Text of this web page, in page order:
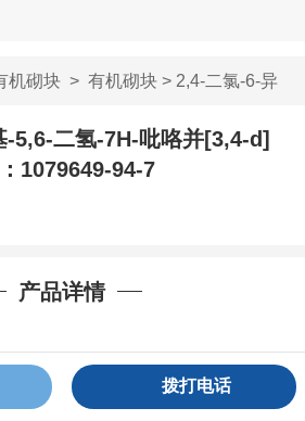
机砌块> 有机砌块> 2,4-二氯-6-异
5,6-二氢-7H-吡咯并[3,4-d]
1079649-94-7
产品详情
拨打电话